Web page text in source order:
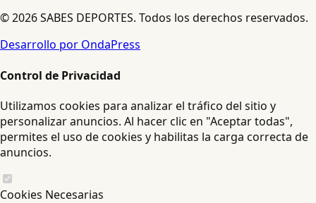
© 2026 SABES DEPORTES. Todos los derechos reservados.
Desarrollo por OndaPress
Control de Privacidad
Utilizamos cookies para analizar el tráfico del sitio y
personalizar anuncios. Al hacer clic en "Aceptar todas",
permites el uso de cookies y habilitas la carga correcta de
anuncios.
Cookies Necesarias